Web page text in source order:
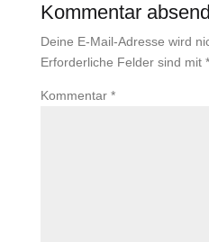
Kommentar
Deine E-Mail-Adresse wird
Erforderliche Felder sind mit *
Kommentar *